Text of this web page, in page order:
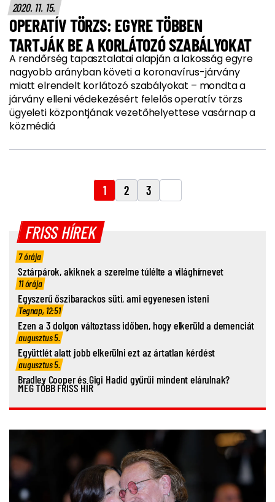
2020. 11. 15.
OPERATÍV TÖRZS: EGYRE TÖBBEN
TARTJÁK BE A KORLÁTOZÓ SZABÁLYOKAT
A rendőrség tapasztalatai alapján a lakosság egyre
nagyobb arányban követi a koronavírus-járvány
miatt elrendelt korlátozó szabályokat – mondta a
járvány elleni védekezésért felelős operatív törzs
ügyeleti központjának vezetőhelyettese vasárnap a
közmédiá
1 2 3
FRISS HÍREK
7 órája
Sztárpárok, akiknek a szerelme túlélte a világhírnevet
11 órája
Egyszerű őszibarackos süti, ami egyenesen isteni
Tegnap, 12:51
Ezen a 3 dolgon változtass időben, hogy elkerüld a demenciát
augusztus 5.
Együttlét alatt jobb elkerülni ezt az ártatlan kérdést
augusztus 5.
Bradley Cooper és Gigi Hadid gyűrűi mindent elárulnak?
MÉG TÖBB FRISS HÍR